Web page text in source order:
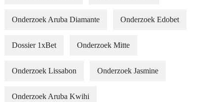
Onderzoek Aruba Diamante Onderzoek Edobet
Dossier 1xBet Onderzoek Mitte
Onderzoek Lissabon Onderzoek Jasmine
Onderzoek Aruba Kwihi